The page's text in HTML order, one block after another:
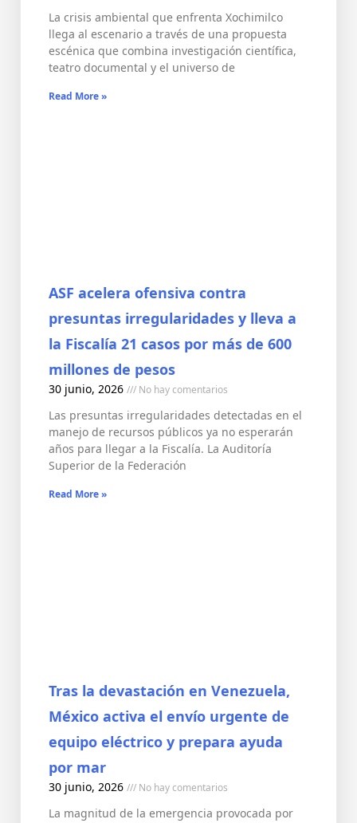
La crisis ambiental que enfrenta Xochimilco
llega al escenario a través de una propuesta
escénica que combina investigación científica,
teatro documental y el universo de
Read More »
ASF acelera ofensiva contra
presuntas irregularidades y lleva a
la Fiscalía 21 casos por más de 600
millones de pesos
30 junio, 2026 No hay comentarios
Las presuntas irregularidades detectadas en el
manejo de recursos públicos ya no esperarán
años para llegar a la Fiscalía. La Auditoría
Superior de la Federación
Read More »
Tras la devastación en Venezuela,
México activa el envío urgente de
equipo eléctrico y prepara ayuda
por mar
30 junio, 2026 No hay comentarios
La magnitud de la emergencia provocada por